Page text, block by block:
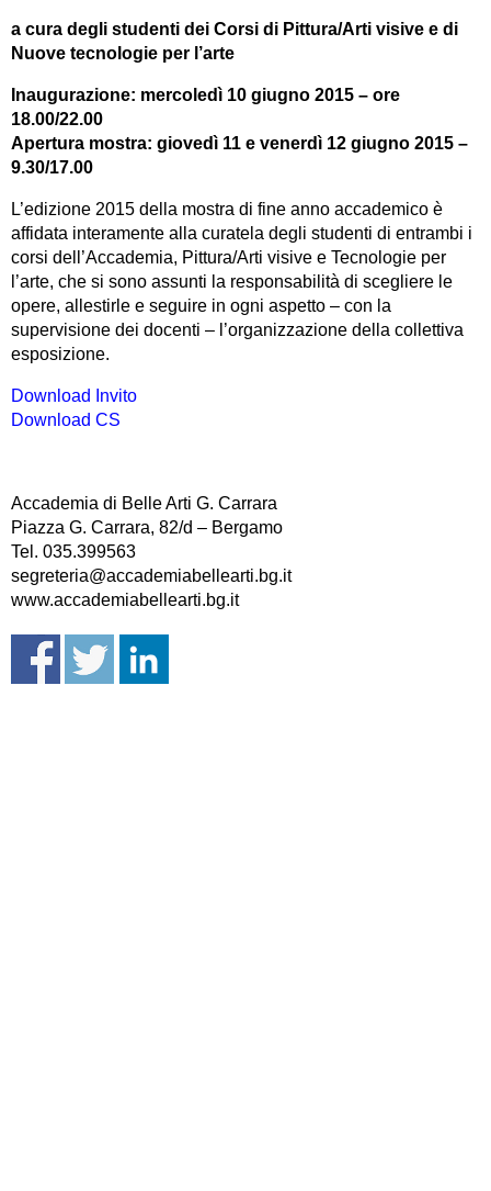
a cura degli studenti dei Corsi di Pittura/Arti visive e di
Nuove tecnologie per l’arte
Inaugurazione: mercoledì 10 giugno 2015 – ore
18.00/22.00
Apertura mostra: giovedì 11 e venerdì 12 giugno 2015 –
9.30/17.00
L’edizione 2015 della mostra di fine anno accademico è
affidata interamente alla curatela degli studenti di entrambi i
corsi dell’Accademia, Pittura/Arti visive e Tecnologie per
l’arte, che si sono assunti la responsabilità di scegliere le
opere, allestirle e seguire in ogni aspetto – con la
supervisione dei docenti – l’organizzazione della collettiva
esposizione.
Download Invito
Download CS
Accademia di Belle Arti G. Carrara
Piazza G. Carrara, 82/d – Bergamo
Tel. 035.399563
segreteria@accademiabellearti.bg.it
www.accademiabellearti.bg.it